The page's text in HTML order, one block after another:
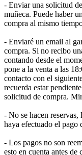
- Enviar una solicitud
muñeca. Puede haber
compra al mismo
- Enviaré un email al
compra. Si no recibo
contando desde el
pone a la venta a las
contacto con el
recuerda estar
solicitud de compra.
- No se hacen reservas,
haya efectuado el pago
- Los pagos no son
esto en cuenta antes